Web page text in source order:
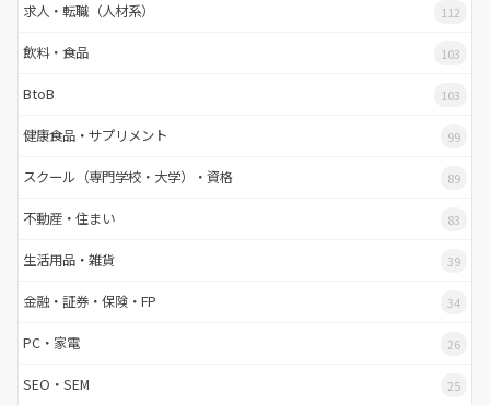
求人・転職（人材系） 112
飲料・食品 103
BtoB 103
健康食品・サプリメント 99
スクール（専門学校・大学）・資格 89
不動産・住まい 83
生活用品・雑貨 39
金融・証券・保険・FP 34
PC・家電 26
SEO・SEM 25